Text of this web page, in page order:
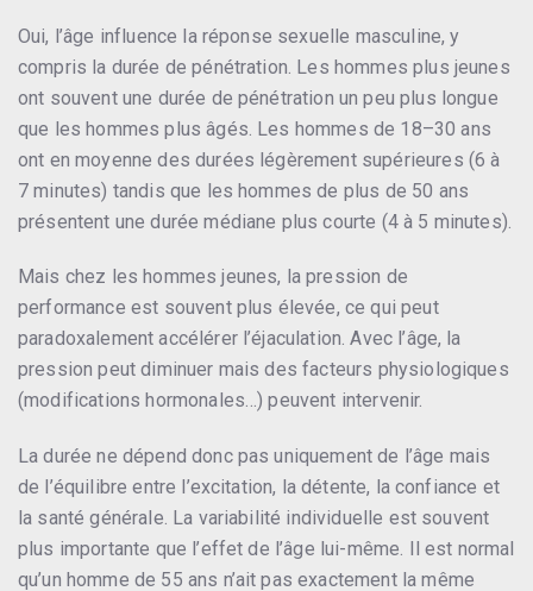
Oui, l’âge influence la réponse sexuelle masculine, y
compris la durée de pénétration. Les hommes plus jeunes
ont souvent une durée de pénétration un peu plus longue
que les hommes plus âgés. Les hommes de 18–30 ans
ont en moyenne des durées légèrement supérieures (6 à
7 minutes) tandis que les hommes de plus de 50 ans
présentent une durée médiane plus courte (4 à 5 minutes).
Mais chez les hommes jeunes, la pression de
performance est souvent plus élevée, ce qui peut
paradoxalement accélérer l’éjaculation. Avec l’âge, la
pression peut diminuer mais des facteurs physiologiques
(modifications hormonales…) peuvent intervenir.
La durée ne dépend donc pas uniquement de l’âge mais
de l’équilibre entre l’excitation, la détente, la confiance et
la santé générale. La variabilité individuelle est souvent
plus importante que l’effet de l’âge lui-même. Il est normal
qu’un homme de 55 ans n’ait pas exactement la même